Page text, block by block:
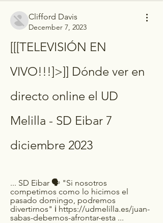
Clifford Davis
December 7, 2023
[[[TELEVISIÓN EN
VIVO!!!]>]] Dónde ver en
directo online el UD
Melilla - SD Eibar 7
diciembre 2023
... SD Eibar 🗣️ "Si nosotros
competimos como lo hicimos el
pasado domingo, podremos
divertirnos" ℹ️ https://udmelilla.es/juan-
sabas-debemos-afrontar-esta ...